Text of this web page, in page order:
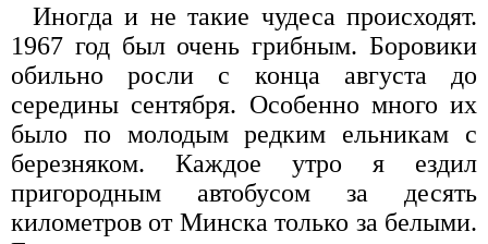
Иногда и не такие чудеса происходят.
1967 год был очень грибным. Боровики
обильно росли с конца августа до
середины сентября. Особенно много их
было по молодым редким ельникам с
березняком. Каждое утро я ездил
пригородным автобусом за десять
километров от Минска только за белыми.